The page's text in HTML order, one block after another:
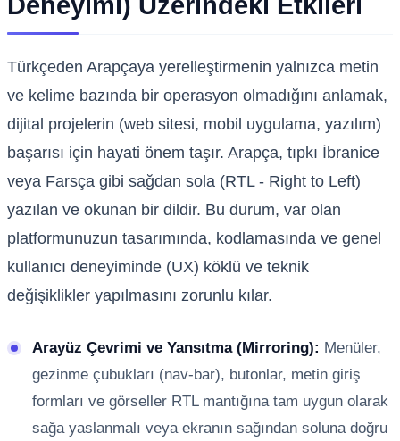
Deneyimi) Üzerindeki Etkileri
Türkçeden Arapçaya yerelleştirmenin yalnızca metin
ve kelime bazında bir operasyon olmadığını anlamak,
dijital projelerin (web sitesi, mobil uygulama, yazılım)
başarısı için hayati önem taşır. Arapça, tıpkı İbranice
veya Farsça gibi sağdan sola (RTL - Right to Left)
yazılan ve okunan bir dildir. Bu durum, var olan
platformunuzun tasarımında, kodlamasında ve genel
kullanıcı deneyiminde (UX) köklü ve teknik
değişiklikler yapılmasını zorunlu kılar.
Arayüz Çevrimi ve Yansıtma (Mirroring): Menüler,
gezinme çubukları (nav-bar), butonlar, metin giriş
formları ve görseller RTL mantığına tam uygun olarak
sağa yaslanmalı veya ekranın sağından soluna doğru